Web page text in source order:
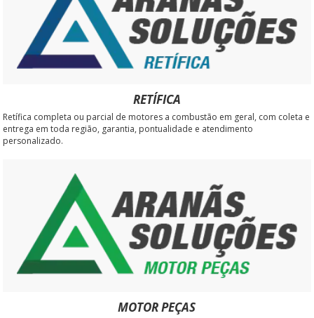
RETÍFICA
Retífica completa ou parcial de motores a combustão em geral, com coleta e
entrega em toda região, garantia, pontualidade e atendimento
personalizado.
MOTOR PEÇAS